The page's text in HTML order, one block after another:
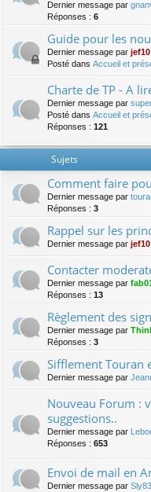
Dernier message par
Réponses : 6
Guide pour les
Dernier message par jef10
Posté dans Accueil et
Charte de TP - A
Dernier message par
Posté dans Accueil et
Réponses : 121
Sujets
Comment faire
Dernier message par
Réponses : 3
Rappel sur les
Dernier message par jef10
Contacter
Dernier message par
Réponses : 13
Règlement des
Dernier message par
Réponses : 3
Sifflement Touran
Dernier message par
Nouveau Forum :
suggestions..
Dernier message par
Réponses : 653
Envoi de mail en
Dernier message par Sly83